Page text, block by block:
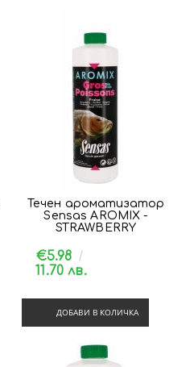
Течен ароматизатор
Sensas AROMIX -
STRAWBERRY
€5.98
11.70 лв.
ДОБАВИ В КОЛИЧКА